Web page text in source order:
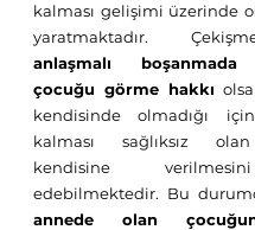
kalması gelişimi üzerinde
anlaşmalı boşanmada
çocuğu görme hakkı
kendisinde olmadığı
kalması sağlıksız
kendisine
edebilmektedir. Bu
annede olan